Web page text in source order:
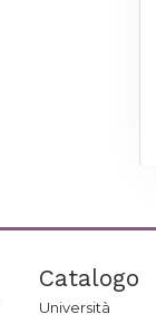
Catalogo
Università